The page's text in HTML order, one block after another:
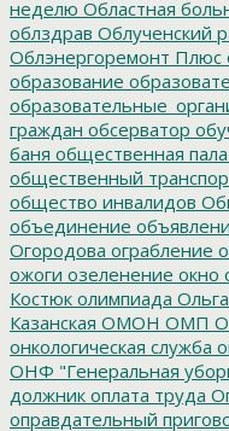
неделю Областная
облздрав Облученский
Облэнергоремонт Плюс
образование
граждан обсерватор
баня общественная
общественный
общество инвалидов
объединение
Огородова ограбление
ожоги озеленение окно
Костюк олимпиада
Казанская ОМОН ОМП
онкологическая служба
ОНФ "Генеральная
должник оплата труда
оправдательный